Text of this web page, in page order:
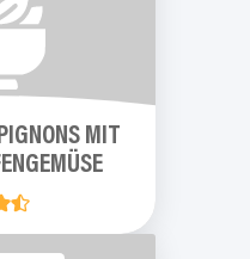
MIT